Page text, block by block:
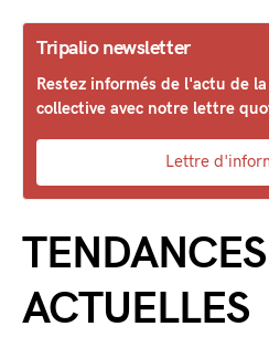
Tripalio newsletter
Restez informés de l'actu de
collective avec notre lettre
Lettre
TENDANCES
ACTUELLES